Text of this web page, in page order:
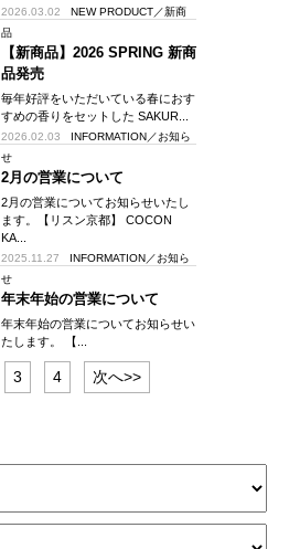
2026.03.02
NEW PRODUCT／新商
品
【新商品】2026 SPRING 新商
品発売
毎年好評をいただいている春におす
すめの香りをセットした SAKUR...
2026.02.03
INFORMATION／お知ら
せ
2月の営業について
2月の営業についてお知らせいたし
ます。【リスン京都】 COCON
KA...
2025.11.27
INFORMATION／お知ら
せ
年末年始の営業について
年末年始の営業についてお知らせい
たします。 【...
3 4 次へ>>